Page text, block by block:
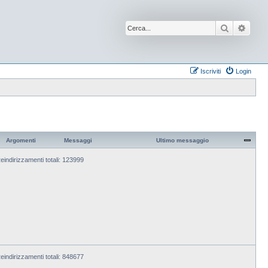
Cerca
Login
Iscriviti
Argomenti Messaggi Ultimo messaggio
totali: 123999
totali: 848677